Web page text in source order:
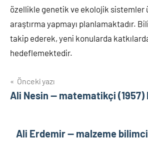
özellikle genetik ve ekolojik sistemler
araştırma yapmayı planlamaktadır.
takip ederek, yeni konularda
hedeflemektedir.
Yazı
gezinmesi
Önceki yazı
Ali Nesin — matematikçi (1957)
Ali Erdemir — malzeme